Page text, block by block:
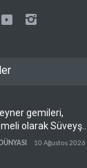
gemileri,
olarak Süveyş
dönüyor
10 Ağustos 2026